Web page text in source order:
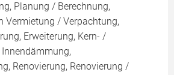
Planung / Berechnung,
Vermietung / Verpachtung,
Erweiterung, Kern- /
Renovierung, Renovierung /